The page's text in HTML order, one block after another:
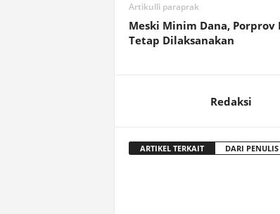
Artikulli paraprak
Meski Minim Dana, Porprov
Tetap Dilaksanakan
Redaksi
ARTIKEL TERKAIT DARI PENULIS